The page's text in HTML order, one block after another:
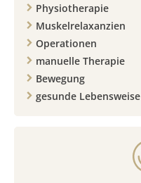
Physiotherapie
Muskelrelaxanzien
Operationen
manuelle Therapie
Bewegung
gesunde Lebensweise